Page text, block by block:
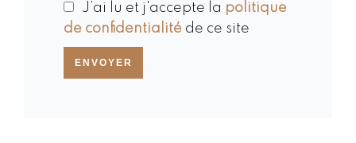
J’ai lu et j'accepte la politique
de confidentialité de ce site
ENVOYER